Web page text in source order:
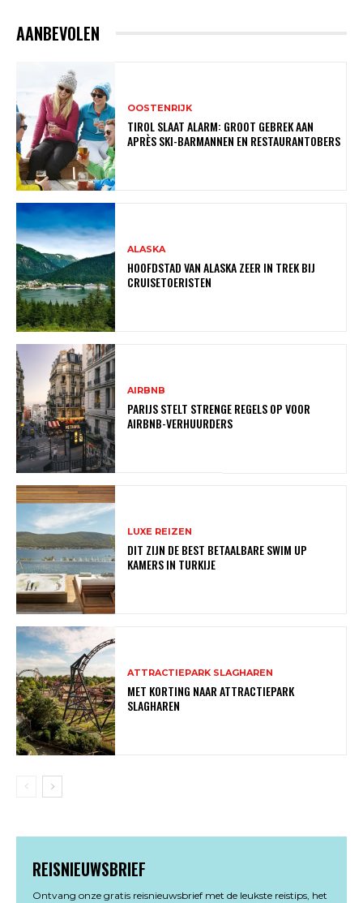
AANBEVOLEN
OOSTENRIJK
TIROL SLAAT ALARM: GROOT GEBREK AAN
APRÈS SKI-BARMANNEN EN RESTAURANTOBERS
ALASKA
HOOFDSTAD VAN ALASKA ZEER IN TREK BIJ
CRUISETOERISTEN
AIRBNB
PARIJS STELT STRENGE REGELS OP VOOR
AIRBNB-VERHUURDERS
LUXE REIZEN
DIT ZIJN DE BEST BETAALBARE SWIM UP
KAMERS IN TURKIJE
ATTRACTIEPARK SLAGHAREN
MET KORTING NAAR ATTRACTIEPARK
SLAGHAREN
REISNIEUWSBRIEF
Ontvang onze gratis reisnieuwsbrief met de leukste reistips, het